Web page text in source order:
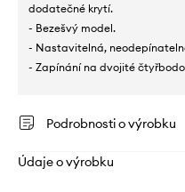
dodatečné krytí.
- Bezešvý model.
- Nastavitelná,
- Zapínání na dvojité
Podrobnosti o výrobku
Údaje o výrobku